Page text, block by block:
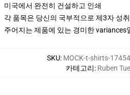
미국에서 완전히 건설하고 인쇄
각 품목은 당신의 국부적으로 제3자 성
주어지는 제품에 있는 경미한 variances
SKU: MOCK-t-shirts-
카테고리: Ruben